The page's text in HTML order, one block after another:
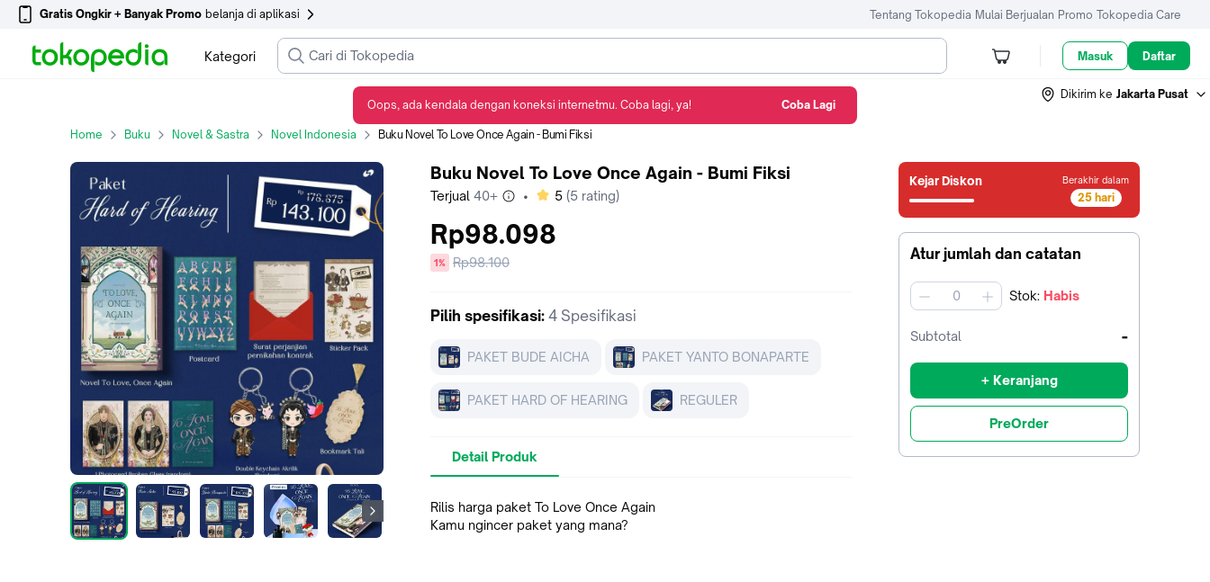
Gratis Ongkir + Banyak Promo belanja di aplikasi Tentang Tokopedia Mulai Berjualan Promo Tokopedia Care
Kategori Masuk Daftar
Dikirim ke Jakarta Pusat
Home Buku Novel & Sastra Novel Indonesia Buku Novel To Love Once Again - Bumi Fiksi
Kejar Diskon Berakhir dalam
25 hari
25
Atur jumlah dan catatan
jumlah Stok: Habis
Subtotal -
+ Keranjang
PreOrder
Buku Novel To Love Once Again - Bumi Fiksi
Terjual 40+ • bintang
5 (5 rating)
Rp98.098
diskon
1%
Harga
Rp98.100
Pilih spesifikasi: 4 Spesifikasi
PAKET BUDE AICHA PAKET YANTO BONAPARTE
PAKET HARD OF HEARING REGULER
Detail Produk
Rilis harga paket To Love Once Again
Kamu ngincer paket yang mana?
Oops, ada kendala dengan koneksi internetmu. Coba lagi, ya! Coba Lagi